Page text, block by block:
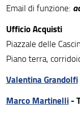
Email di funzione:
Ufficio Acquisti
Piazzale delle
Piano terra,
Valentina Grandolfi
Marco Martinelli-